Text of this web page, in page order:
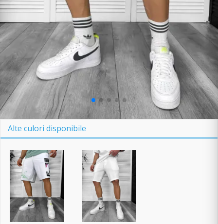
Alte culori disponibile